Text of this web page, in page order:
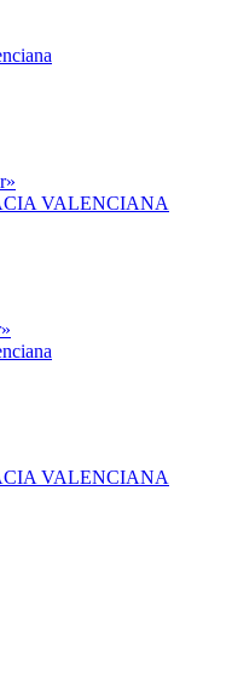
VALENCIANA
VALENCIANA